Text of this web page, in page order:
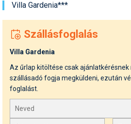
Villa Gardenia***
Szállásfoglalás
Villa Gardenia
Az űrlap kitöltése csak
szállásadó fogja megküldeni, ezután
foglalást.